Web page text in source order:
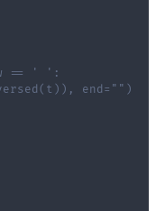
== ' ':
end="")